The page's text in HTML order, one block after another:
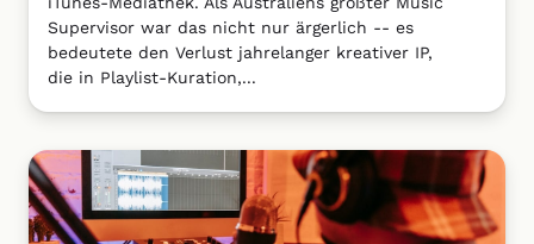
Supervisor war das nicht nur ärgerlich -- es
bedeutete den Verlust jahrelanger kreativer IP,
die in Playlist-Kuration,...